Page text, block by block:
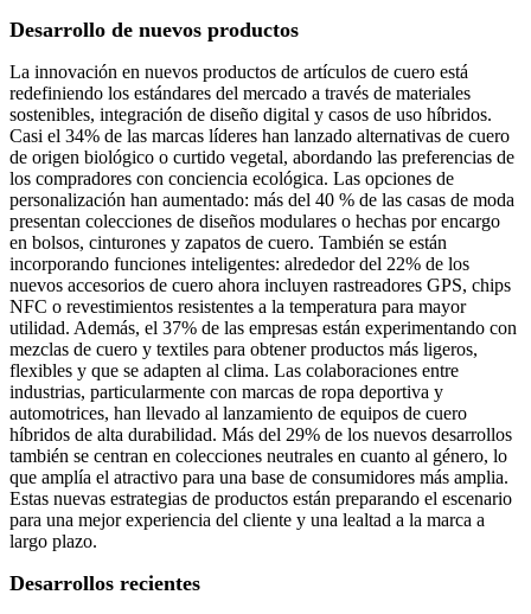
Desarrollo de nuevos productos
La innovación en nuevos productos de artículos de cuero está
redefiniendo los estándares del mercado a través de materiales
sostenibles, integración de diseño digital y casos de uso híbridos.
Casi el 34% de las marcas líderes han lanzado alternativas de cuero
de origen biológico o curtido vegetal, abordando las preferencias de
los compradores con conciencia ecológica. Las opciones de
personalización han aumentado: más del 40 % de las casas de moda
presentan colecciones de diseños modulares o hechas por encargo
en bolsos, cinturones y zapatos de cuero. También se están
incorporando funciones inteligentes: alrededor del 22% de los
nuevos accesorios de cuero ahora incluyen rastreadores GPS, chips
NFC o revestimientos resistentes a la temperatura para mayor
utilidad. Además, el 37% de las empresas están experimentando con
mezclas de cuero y textiles para obtener productos más ligeros,
flexibles y que se adapten al clima. Las colaboraciones entre
industrias, particularmente con marcas de ropa deportiva y
automotrices, han llevado al lanzamiento de equipos de cuero
híbridos de alta durabilidad. Más del 29% de los nuevos desarrollos
también se centran en colecciones neutrales en cuanto al género, lo
que amplía el atractivo para una base de consumidores más amplia.
Estas nuevas estrategias de productos están preparando el escenario
para una mejor experiencia del cliente y una lealtad a la marca a
largo plazo.
Desarrollos recientes